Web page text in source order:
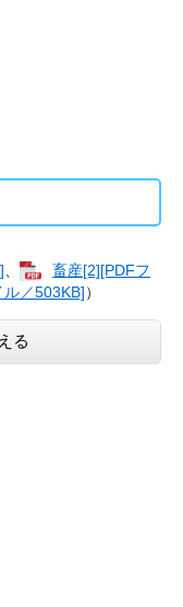
畜産[2][PDFフ
／503KB]）
る